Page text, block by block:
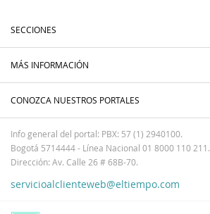
SECCIONES
MÁS INFORMACIÓN
CONOZCA NUESTROS PORTALES
Info general del portal: PBX: 57 (1) 2940100.
Bogotá 5714444 - Línea Nacional 01 8000 110 211.
Dirección: Av. Calle 26 # 68B-70.
servicioalclienteweb@eltiempo.com